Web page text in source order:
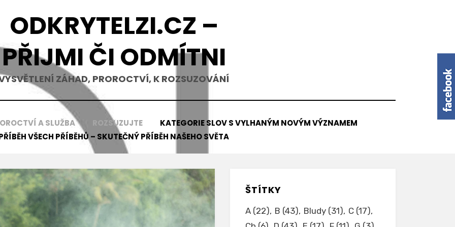
ODKRYTELZI.CZ –
PŘIJMI ČI ODMÍTNI
ZÁHAD, PROROCTVÍ, K ROZSUZOVÁNÍ
A SLUŽBA ROZSUZUJTE
KATEGORIE SLOV S VYLHANÝM NOVÝM VÝZNAMEM
VŠECH PŘÍBĚHŮ – SKUTEČNÝ PŘÍBĚH NAŠEHO SVĚTA
ŠTÍTKY
A(22) B (43) Bludy(31) C(17)